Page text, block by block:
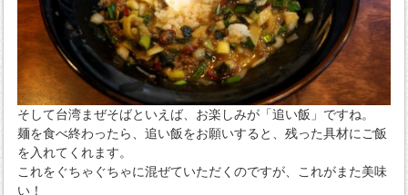
そして台湾まぜそばといえば、お楽しみが「追い飯」ですね。
麺を食べ終わったら、追い飯をお願いすると、残った具材にご飯
を入れてくれます。
これをぐちゃぐちゃに混ぜていただくのですが、これがまた美味
い！